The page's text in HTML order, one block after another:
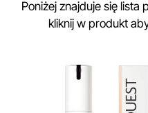
Poniżej znajduje się lista
kliknij w produkt